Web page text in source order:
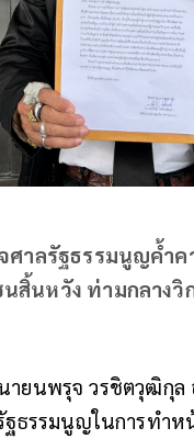
าลรัฐธรรมนูญค้ำ
นหวัง ท่ามกลางวิ
ายนพรุจ วรชิตวุฒิกุ
ฐธรรมนูญในการทำ